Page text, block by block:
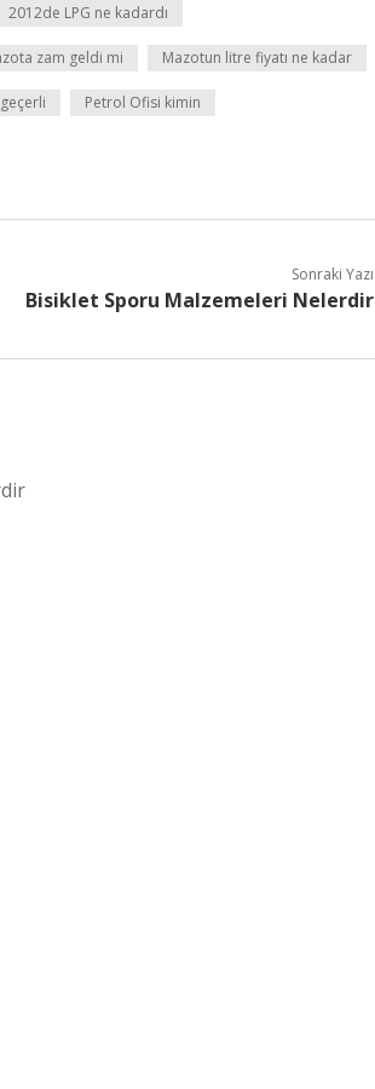
2012de LPG ne kadardı
zam geldi mi Mazotun litre fiyatı ne kadar
Petrol Ofisi kimin
Sonraki Yazı
Bisiklet Sporu Malzemeleri Nelerdir